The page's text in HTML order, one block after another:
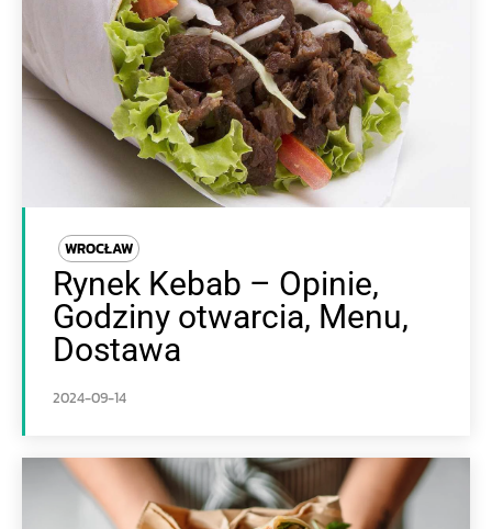
WROCŁAW
Rynek Kebab – Opinie,
Godziny otwarcia, Menu,
Dostawa
2024-09-14